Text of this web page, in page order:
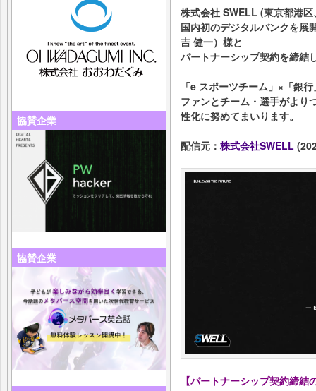
協賛企業
協賛企業
株式会社 SWELL (東京都港
国内初のデジタルバンクを展
吉 健一）様と
パートナーシップ契約を締結
「e スポーツチーム」×「銀
ファンとチーム・選手がより
性化に努めてまいります。
配信元： 株式会社SWELL
【パートナーシップ契約締結